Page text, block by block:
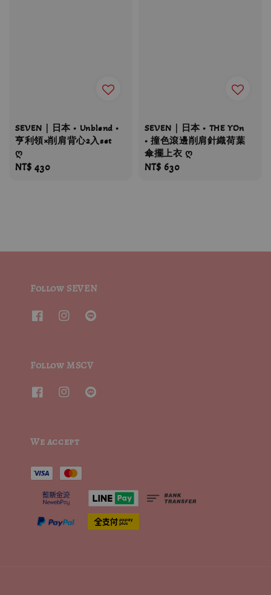
SEVEN｜日本 • Unblend •
亨利領×削肩背心2入set
ღ
Regular
NT$ 430
SEVEN｜日本 • THE YOn
• 撞色滾邊削肩針織荷葉
傘擺上衣 ღ
Regular
NT$ 630
Follow SEVEN
Follow MSCV
We accept